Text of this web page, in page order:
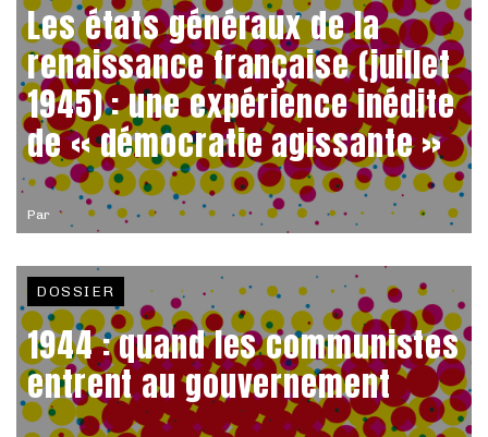
Par
Les états généraux de la
renaissance française (juillet
1945) : une expérience inédite
de « démocratie agissante »
DOSSIER
1944 : quand les communistes
entrent au gouvernement